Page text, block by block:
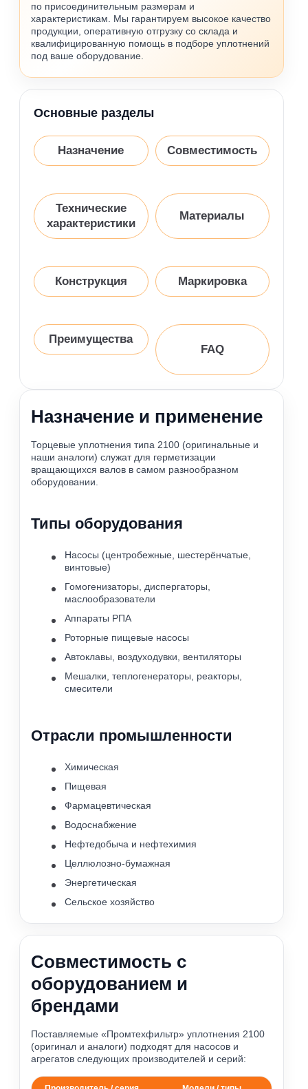
по присоединительным размерам и
характеристикам. Мы гарантируем высокое качество
продукции, оперативную отгрузку со склада и
квалифицированную помощь в подборе уплотнений
под ваше оборудование.
Основные разделы
Назначение Совместимость
Технические
характеристики
Материалы
Конструкция Маркировка
Преимущества
FAQ
Назначение и применение
Торцевые уплотнения типа 2100 (оригинальные и
наши аналоги) служат для герметизации
вращающихся валов в самом разнообразном
оборудовании.
Типы оборудования
Насосы (центробежные, шестерёнчатые,
винтовые)
Гомогенизаторы, диспергаторы,
маслообразователи
Аппараты РПА
Роторные пищевые насосы
Автоклавы, воздуходувки, вентиляторы
Мешалки, теплогенераторы, реакторы,
смесители
Отрасли промышленности
Химическая
Пищевая
Фармацевтическая
Водоснабжение
Нефтедобыча и нефтехимия
Целлюлозно-бумажная
Энергетическая
Сельское хозяйство
Совместимость с
оборудованием и
брендами
Поставляемые «Промтехфильтр» уплотнения 2100
(оригинал и аналоги) подходят для насосов и
агрегатов следующих производителей и серий: